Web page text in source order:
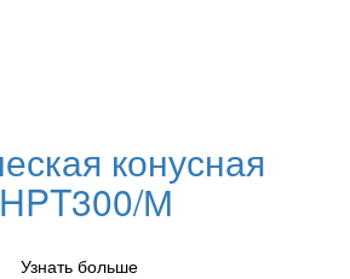
конусная
М
Узнать больше